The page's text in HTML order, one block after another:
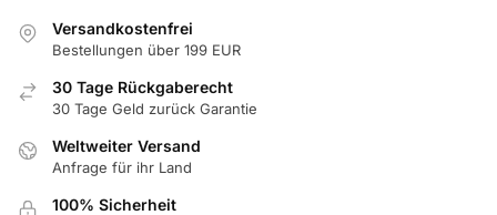
Versandkostenfrei
Bestellungen über 199 EUR
30 Tage Rückgaberecht
30 Tage Geld zurück Garantie
Weltweiter Versand
Anfrage für ihr Land
100% Sicherheit